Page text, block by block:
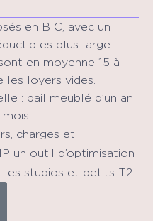
en BIC, avec un
plus large.
en moyenne 15 à
les loyers vides.
: bail meublé d’un an
charges et
un outil d’optimisation
les studios et petits T2.